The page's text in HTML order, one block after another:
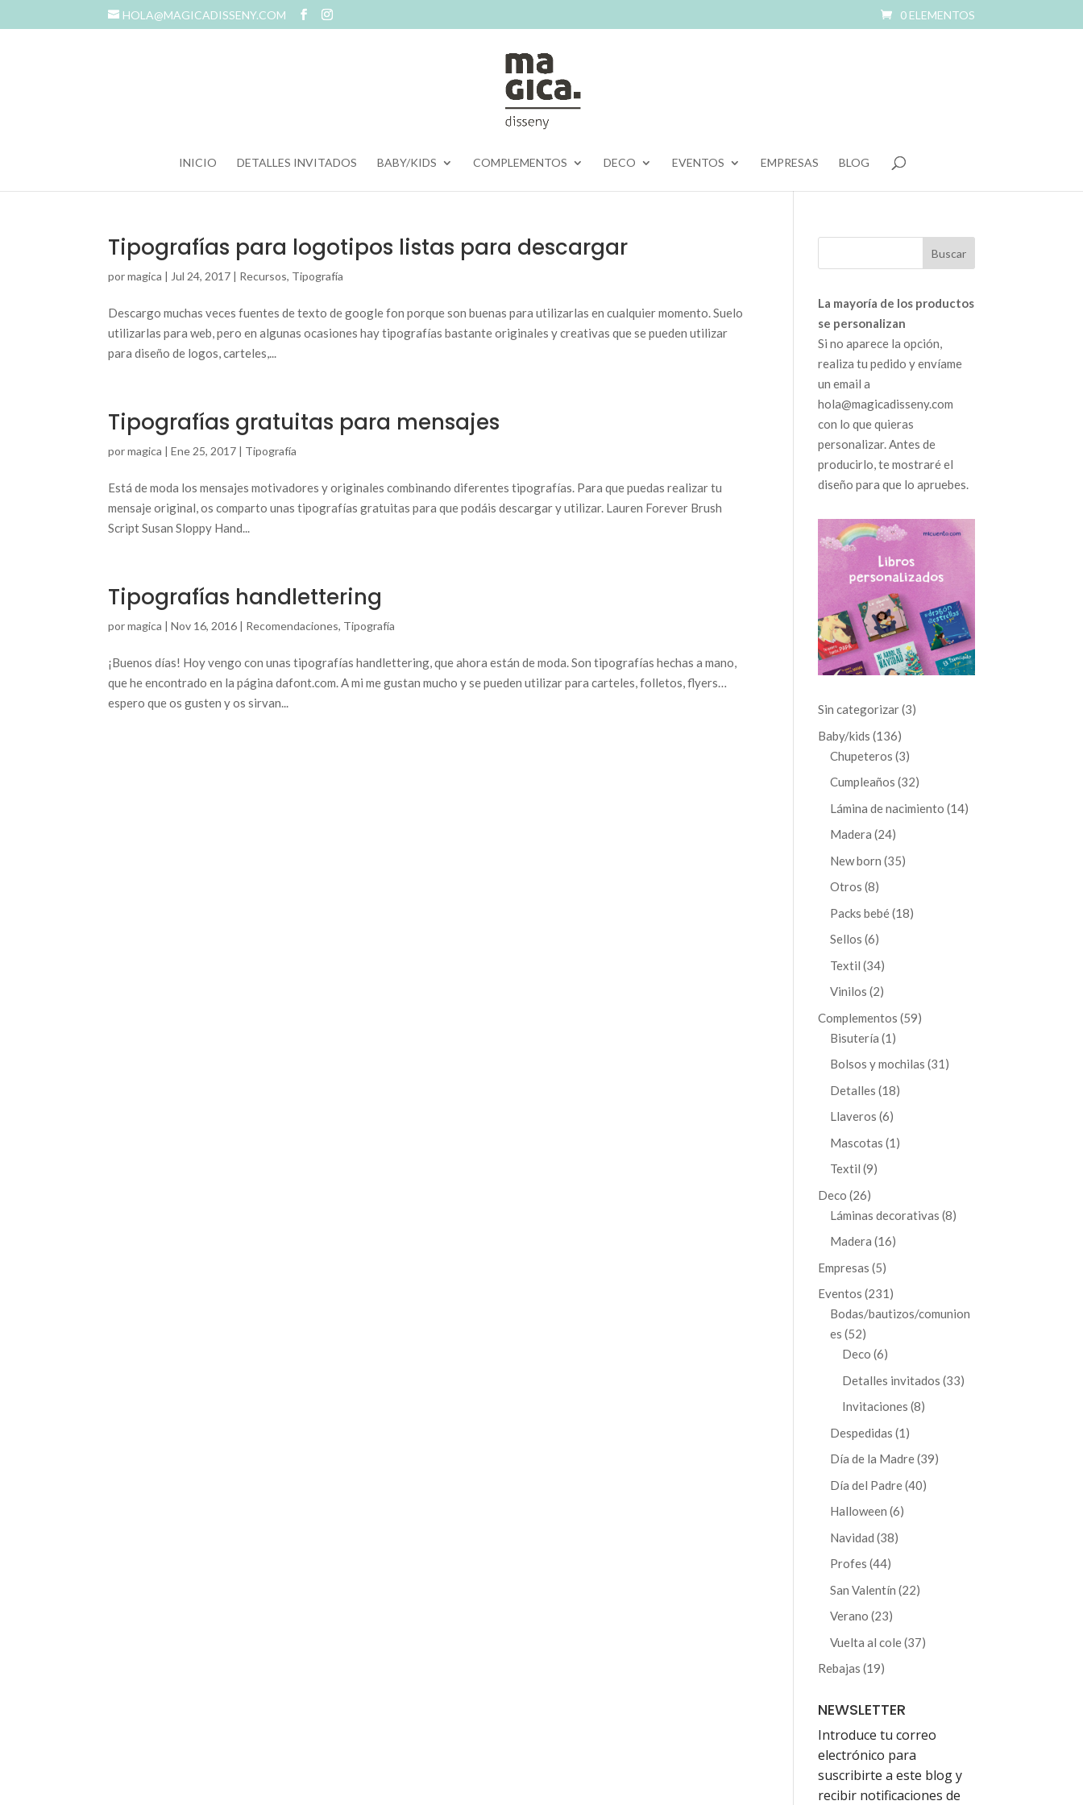
HOLA@MAGICADISSENY.COM 0 ELEMENTOS
INICIO DETALLES INVITADOS BABY/KIDS COMPLEMENTOS DECO EVENTOS EMPRESAS BLOG
Tipografías para logotipos listas para descargar
pormagica | Jul 24, 2017 | Recursos, Tipografía
Descargo muchas veces fuentes de texto de google fon porque son buenas para utilizarlas en cualquier momento. Suelo
utilizarlas para web, pero en algunas ocasiones hay tipografías bastante originales y creativas que se pueden utilizar
para diseño de logos, carteles,...
Tipografías gratuitas para mensajes
pormagica |Ene 25, 2017 | Tipografía
Está de moda los mensajes motivadores y originales combinando diferentes tipografías. Para que puedas realizar tu
mensaje original, os comparto unas tipografías gratuitas para que podáis descargar y utilizar. Lauren Forever Brush
Script Susan Sloppy Hand...
Tipografías handlettering
pormagica |Nov 16, 2016 | Recomendaciones, Tipografía
¡Buenos días! Hoy vengo con unas tipografías handlettering, que ahora están de moda. Son tipografías hechas a mano,
que he encontrado en la página dafont.com. A mi me gustan mucho y se pueden utilizar para carteles, folletos, flyers…
espero que os gusten y os sirvan...
La mayoría de los productos
se personalizan
Si no aparece la opción,
realiza tu pedido y envíame
un email a
hola@magicadisseny.com
con lo que quieras
personalizar. Antes de
producirlo, te mostraré el
diseño para que lo apruebes.
Sin categorizar 33
Baby/kids 136136
productos
Chupeteros 33
productos
Cumpleaños 3232
productos
Lámina de nacimiento 1414
Madera 2424
productos
New born 3535
Otros 88
productos
Packs bebé 1818
Sellos 66
productos
Textil 3434
productos
Vinilos 22
productos
Complementos 5959
Bisutería 1 1
producto
Bolsos y mochilas 31 31
Detalles 1818
Llaveros 66
productos
Mascotas 1 1
Textil 99
Deco 2626
productos
Láminas decorativas 88
Madera 1616
Empresas 55
productos
Eventos 231 231
productos
Bodas/bautizos/comunion
es 5252
productos
Deco 66
productos
Detalles invitados 3333
Invitaciones 88
Despedidas 1 1
producto
Día de la Madre 3939
Día del Padre 4040
Halloween 66
Navidad 3838
Profes 4444
productos
San Valentín 2222
Verano 2323
productos
Vuelta al cole 3737
Rebajas 1919
NEWSLETTER